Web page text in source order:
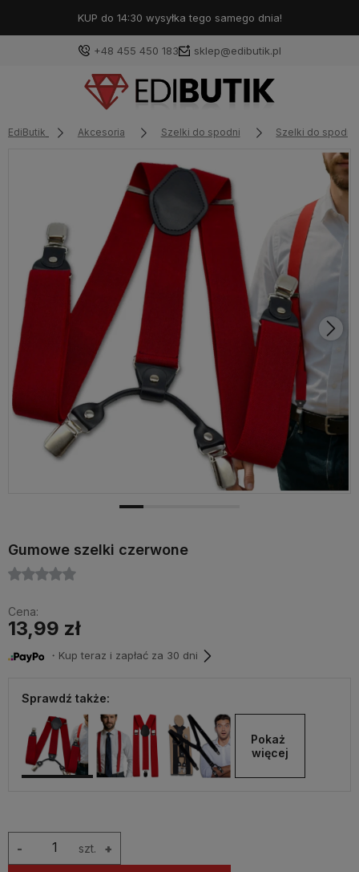
KUP do 14:30 wysyłka tego samego dnia!
+48 455 450 183 sklep@edibutik.pl
EdiButik Akcesoria Szelki do spodni Szelki do spodni
Gumowe szelki czerwone
Cena:
13,99 zł
・Kup teraz i zapłać za 30 dni
Sprawdź także:
Pokaż
więcej
szt. +
-